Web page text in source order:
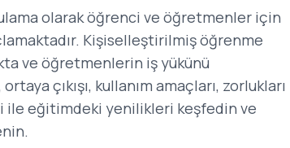
olarak öğrenci ve öğretmenler için
Kişiselleştirilmiş öğrenme
ve öğretmenlerin iş yükünü
çıkışı, kullanım amaçları, zorlukları
ile eğitimdeki yenilikleri keşfedin ve